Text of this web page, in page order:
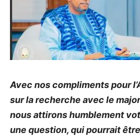
Avec nos compliments pour
sur la recherche avec le
nous attirons humblement
une question, qui pourrait